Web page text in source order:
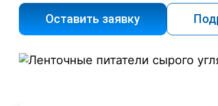
Оставить заявку